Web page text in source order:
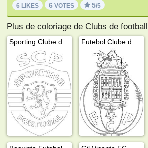
6 LIKES 6 VOTES 5/5
Plus de coloriage de Clubs de